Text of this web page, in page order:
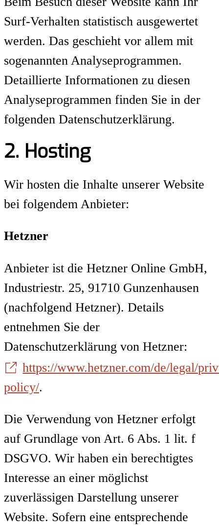
Surf-Verhalten statistisch ausgewertet
werden. Das geschieht vor allem mit
sogenannten Analyseprogrammen.
Detaillierte Informationen zu diesen
Analyseprogrammen finden Sie in der
folgenden Datenschutzerklärung.
2. Hosting
Wir hosten die Inhalte unserer Website
bei folgendem Anbieter:
Hetzner
Anbieter ist die Hetzner Online GmbH,
Industriestr. 25, 91710 Gunzenhausen
(nachfolgend Hetzner). Details
entnehmen Sie der
Datenschutzerklärung von Hetzner:
https://www.hetzner.com/de/legal/
policy/.
Die Verwendung von Hetzner erfolgt
auf Grundlage von Art. 6 Abs. 1 lit. f
DSGVO. Wir haben ein berechtigtes
Interesse an einer möglichst
zuverlässigen Darstellung unserer
Website. Sofern eine entsprechende